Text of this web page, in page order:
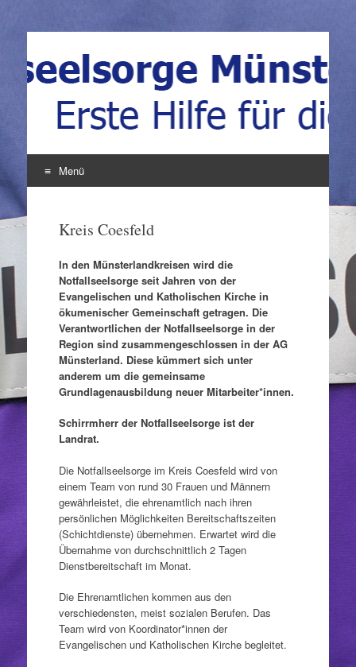
Notfallseelsorge
Münsterland
Erste Hilfe für die Seele
Menü
springenKreis Coesfeld
In den Münsterlandkreisen wird die
Notfallseelsorge seit Jahren von der
Evangelischen und Katholischen Kirche in
ökumenischer Gemeinschaft getragen. Die
Verantwortlichen der Notfallseelsorge in der
Region sind zusammengeschlossen in der AG
Münsterland. Diese kümmert sich unter
anderem um die gemeinsame
Grundlagenausbildung neuer Mitarbeiter*innen.
Schirrmherr der Notfallseelsorge ist der
Landrat.
Die Notfallseelsorge im Kreis Coesfeld wird von
einem Team von rund 30 Frauen und Männern
gewährleistet, die ehrenamtlich nach ihren
persönlichen Möglichkeiten Bereitschaftszeiten
(Schichtdienste) übernehmen. Erwartet wird die
Übernahme von durchschnittlich 2 Tagen
Dienstbereitschaft im Monat.
Die Ehrenamtlichen kommen aus den
verschiedensten, meist sozialen Berufen. Das
Team wird von Koordinator*innen der
Evangelischen und Katholischen Kirche begleitet.